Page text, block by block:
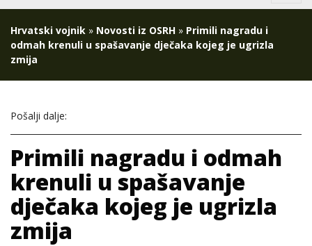
Hrvatski vojnik » Novosti iz OSRH » Primili nagradu i
odmah krenuli u spašavanje dječaka kojeg je ugrizla
zmija
Pošalji dalje:
Primili nagradu i odmah
krenuli u spašavanje
dječaka kojeg je ugrizla
zmija